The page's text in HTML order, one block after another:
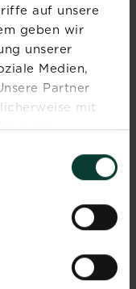
auf unsere
geben wir
unserer
Medien,
Partner
mit
ihnen